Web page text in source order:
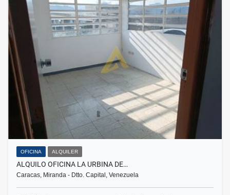
OFICINA ALQUILER
ALQUILO OFICINA LA URBINA DE…
Caracas, Miranda - Dtto. Capital, Venezuela